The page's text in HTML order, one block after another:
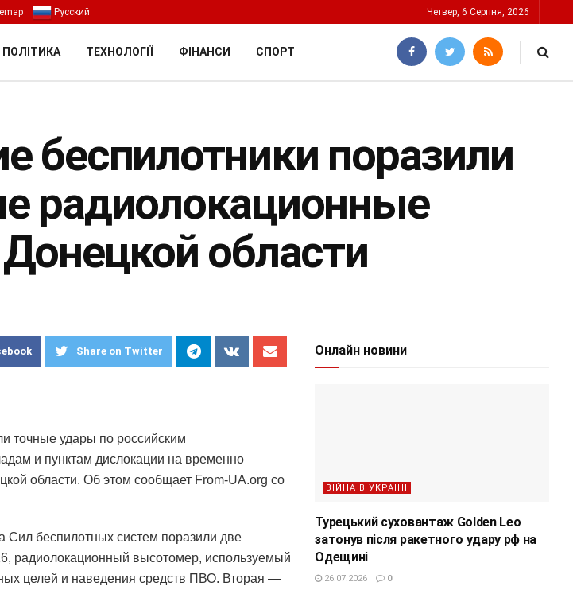
Русский Четвер, 6 Серпня, 2026
ПОЛІТИКА ТЕХНОЛОГІЇ ФІНАНСИ СПОРТ
беспилотники поразили
радиолокационные
области
Share on Twitter
точные удары по российским
и пунктам дислокации на временно
области. Об этом сообщает From-UA.org со
Сил беспилотных систем поразили две
высотомер, используемый
целей и наведения средств ПВО. Вторая —
Онлайн новини
ВІЙНА В УКРАЇНІ
Турецький суховантаж Golden Leo
затонув після ракетного удару рф на
Одещині
26.07.2026 0